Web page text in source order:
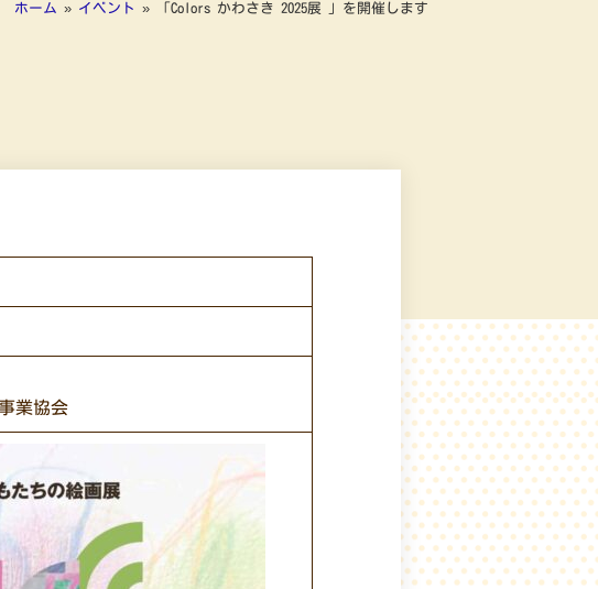
ホーム » イベント » 「Colors かわさき 2025展 」を開催します
業協会